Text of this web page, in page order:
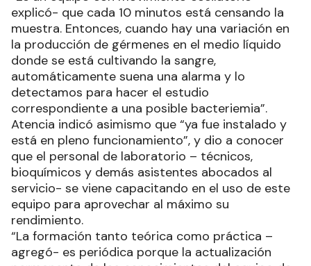
explicó- que cada 10 minutos está censando la
muestra. Entonces, cuando hay una variación en
la producción de gérmenes en el medio líquido
donde se está cultivando la sangre,
automáticamente suena una alarma y lo
detectamos para hacer el estudio
correspondiente a una posible bacteriemia”.
Atencia indicó asimismo que “ya fue instalado y
está en pleno funcionamiento”, y dio a conocer
que el personal de laboratorio – técnicos,
bioquímicos y demás asistentes abocados al
servicio- se viene capacitando en el uso de este
equipo para aprovechar al máximo su
rendimiento.
“La formación tanto teórica como práctica –
agregó- es periódica porque la actualización